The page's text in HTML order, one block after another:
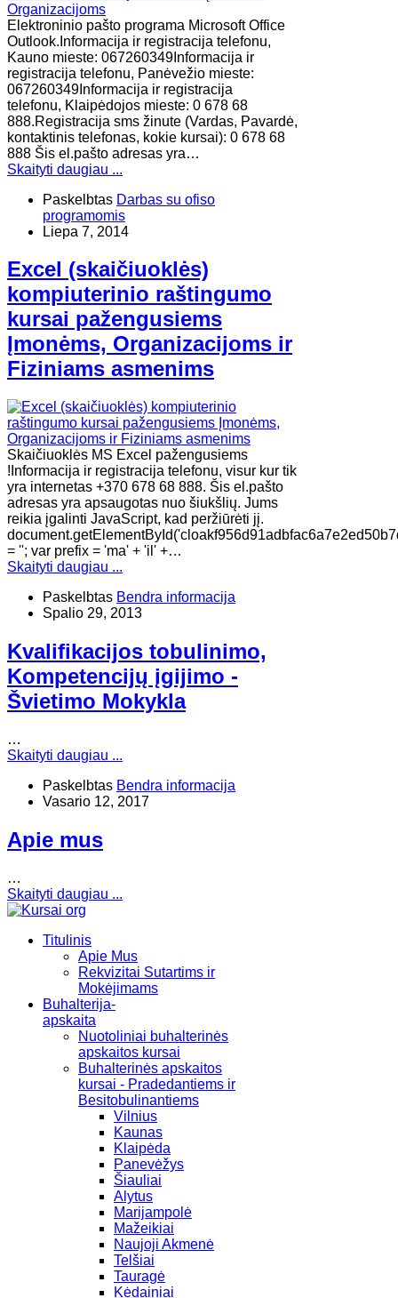
Elektroninio pašto programa Microsoft Office
Outlook.Informacija ir registracija telefonu,
Kauno mieste: 067260349Informacija ir
registracija telefonu, Panėvežio mieste:
067260349Informacija ir registracija
telefonu, Klaipėdojos mieste: 0 678 68
888.Registracija sms žinute (Vardas, Pavardė,
kontaktinis telefonas, kokie kursai): 0 678 68
888 Šis el.pašto adresas yra…
Skaityti daugiau ...
Paskelbtas Darbas su ofiso
programomis
Liepa 7, 2014
Excel (skaičiuoklės)
kompiuterinio raštingumo
kursai pažengusiems
Įmonėms, Organizacijoms ir
Fiziniams asmenims
Skaičiuoklės MS Excel pažengusiems
!Informacija ir registracija telefonu, visur kur tik
yra internetas +370 678 68 888. Šis el.pašto
adresas yra apsaugotas nuo šiukšlių. Jums
reikia įgalinti JavaScript, kad peržiūrėti jį.
= ''; var prefix = 'ma' + 'il' +…
Skaityti daugiau ...
Paskelbtas Bendra informacija
Spalio 29, 2013
Kvalifikacijos tobulinimo,
Kompetencijų įgijimo -
Švietimo Mokykla
…
Skaityti daugiau ...
Paskelbtas Bendra informacija
Vasario 12, 2017
Apie mus
…
Skaityti daugiau ...
Titulinis
Apie Mus
Rekvizitai Sutartims ir
Mokėjimams
Buhalterija-
apskaita
Nuotoliniai buhalterinės
apskaitos kursai
Buhalterinės apskaitos
kursai - Pradedantiems ir
Besitobulinantiems
Vilnius
Kaunas
Klaipėda
Panevėžys
Šiauliai
Alytus
Marijampolė
Mažeikiai
Naujoji Akmenė
Telšiai
Tauragė
Kėdainiai